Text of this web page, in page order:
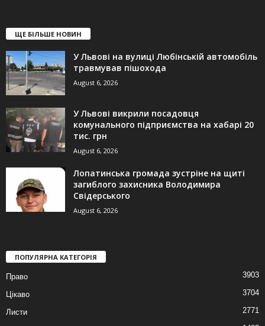
ЩЕ БІЛЬШЕ НОВИН
У Львові на вулиці Любінській автомобіль
травмував пішохода
August 6, 2026
У Львові викрили посадовця
комунального підприємства на хабарі 20
тис. грн
August 6, 2026
Лопатинська громада зустріне на щиті
загиблого захисника Володимира
Свідерського
August 6, 2026
ПОПУЛЯРНА КАТЕГОРІЯ
Право 3903
Цікаво 3704
Листи 2771